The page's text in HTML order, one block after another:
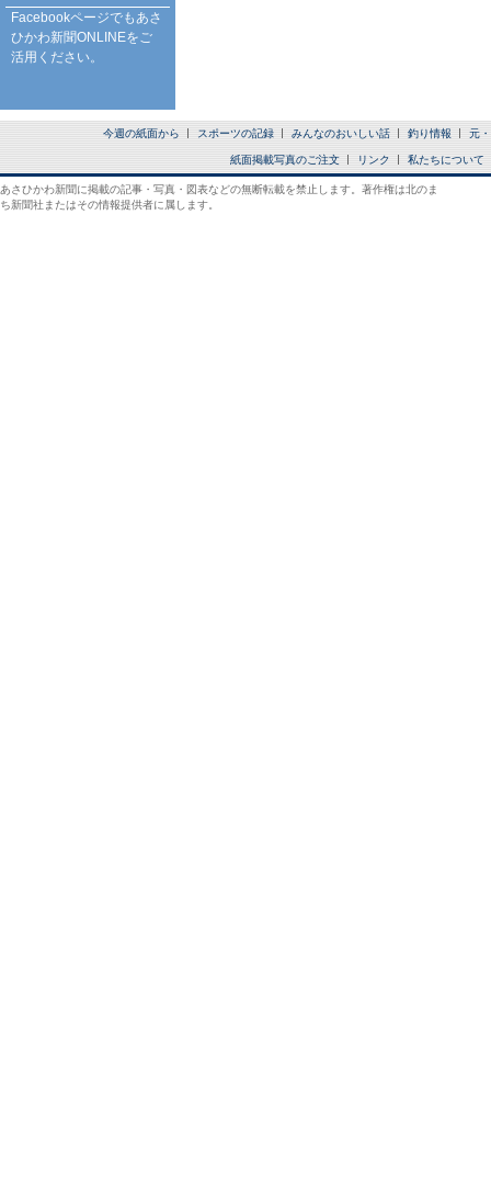
Facebookページでもあさ
ひかわ新聞ONLINEをご
活用ください。
今週の紙面から スポーツの記録 みんなのおいしい話 釣り情報 元
紙面掲載写真のご注文 リンク 私たちについて
あさひかわ新聞に掲載の記事・写真・図表などの無断転載を禁止します。著作権は北のま
ち新聞社またはその情報提供者に属します。